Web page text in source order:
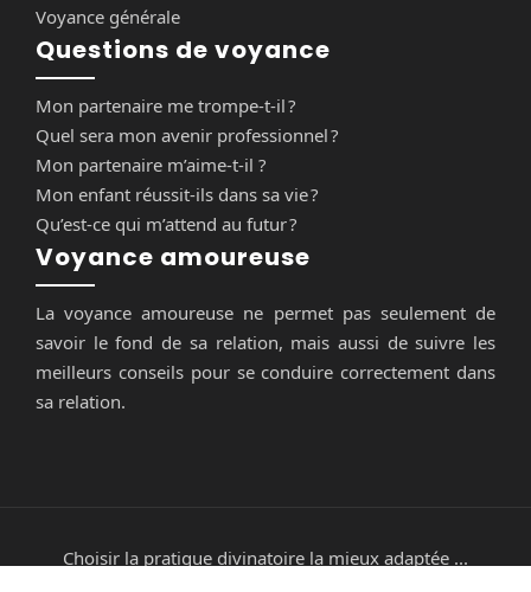
Voyance générale
Questions de voyance
Mon partenaire me trompe-t-il ?
Quel sera mon avenir professionnel ?
Mon partenaire m’aime-t-il ?
Mon enfant réussit-ils dans sa vie ?
Qu’est-ce qui m’attend au futur ?
Voyance amoureuse
La voyance amoureuse ne permet pas seulement de
savoir le fond de sa relation, mais aussi de suivre les
meilleurs conseils pour se conduire correctement dans
sa relation.
Choisir la pratique divinatoire la mieux adaptée ...